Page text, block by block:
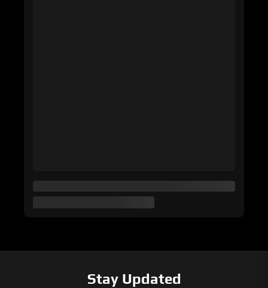
Stay Updated